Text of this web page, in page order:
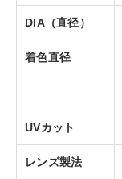
DIA（直径）
着色直径
UVカット
レンズ製法